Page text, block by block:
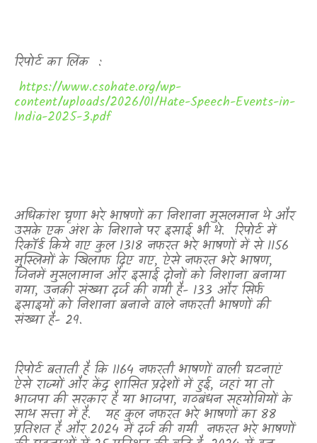
रिपोर्ट का लिंक :
https://www.csohate.org/wp-
content/uploads/2026/01/Hate-Speech-Events-in-
India-2025-3.pdf
अधिकांश घृणा भरे भाषणों का निशाना मुसलमान थे और
उसके एक अंश के निशाने पर इसाई भी थे. रिपोर्ट में
रिकॉर्ड किये गए कुल 1318 नफरत भरे भाषणों में से 1156
मुस्लिमों के खिलाफ दिए गए, ऐसे नफरत भरे भाषण,
जिनमें मुसलामान और इसाई दोनों को निशाना बनाया
गया, उनकी संख्या दर्ज की गयी है- 133 और सिर्फ
इसाइयों को निशाना बनाने वाले नफरती भाषणों की
संख्या है- 29.
रिपोर्ट बताती है कि 1164 नफरती भाषणों वाली घटनाएं
ऐसे राज्यों और केंद्र शासित प्रदेशों में हुई, जहां या तो
भाजपा की सरकार है या भाजपा, गठबंधन सहयोगियों के
साथ सत्ता में है. यह कुल नफरत भरे भाषणों का 88
प्रतिशत है और 2024 में दर्ज की गयी नफरत भरे भाषणों